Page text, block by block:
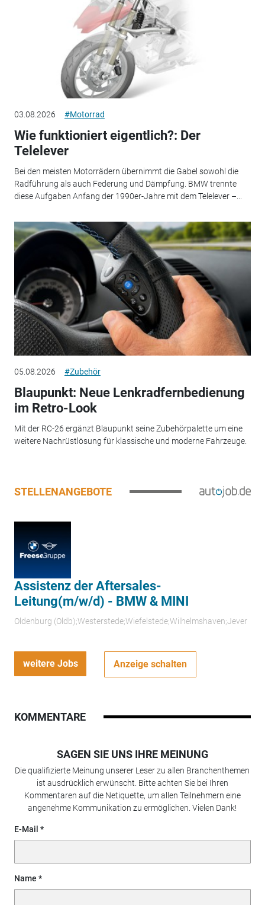
03.08.2026 #Motorrad
Wie funktioniert eigentlich?: Der
Telelever
Bei den meisten Motorrädern übernimmt die Gabel sowohl die
Radführung als auch Federung und Dämpfung. BMW trennte
diese Aufgaben Anfang der 1990er-Jahre mit dem Telelever –...
05.08.2026 #Zubehör
Blaupunkt: Neue Lenkradfernbedienung
im Retro-Look
Mit der RC-26 ergänzt Blaupunkt seine Zubehörpalette um eine
weitere Nachrüstlösung für klassische und moderne Fahrzeuge.
STELLENANGEBOTE
Assistenz der Aftersales-
Leitung(m/w/d) - BMW & MINI
Oldenburg (Oldb);Westerstede;Wiefelstede;Wilhelmshaven;Jever
weitere Jobs Anzeige schalten
KOMMENTARE
SAGEN SIE UNS IHRE MEINUNG
Die qualifizierte Meinung unserer Leser zu allen Branchenthemen
ist ausdrücklich erwünscht. Bitte achten Sie bei Ihren
Kommentaren auf die Netiquette, um allen Teilnehmern eine
angenehme Kommunikation zu ermöglichen. Vielen Dank!
E-Mail
Name